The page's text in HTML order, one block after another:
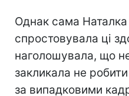
Однак сама
спростовувала ці
наголошувала, що
закликала не
за випадковими